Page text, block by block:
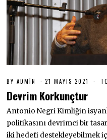
BYADMIN 21 MAYIS 2021
Y
I
S
2
Devrim Korkunçtur
Antonio Negri Kimliğin
politikasını devrimci bir
iki hedefi destekleyebilmek